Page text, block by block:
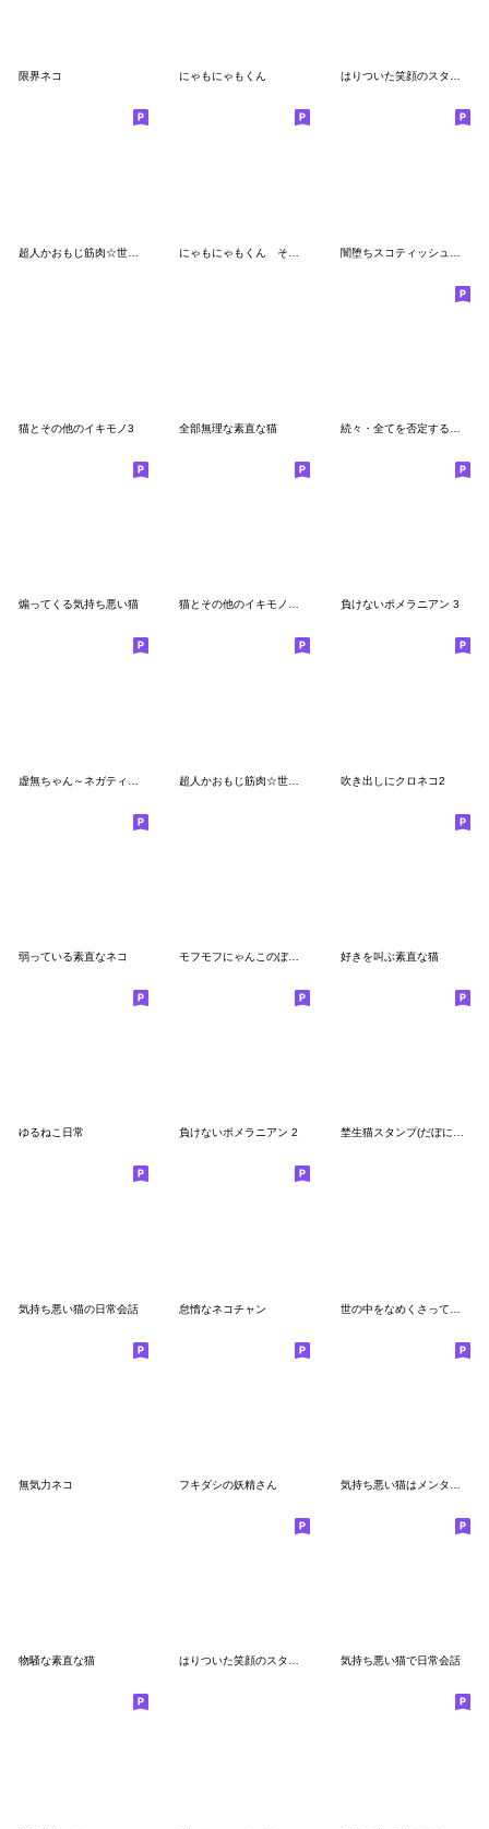
限界ネコ にゃもにゃもくん はりついた笑顔のスタンプ5
猫とその他のイキモノ3 全部無理な素直な猫
煽ってくる気持ち悪い猫 猫とその他のイキモノ スピンオフ[アプデ] 負けないポメラニアン 3
吹き出しにクロネコ2
弱っている素直なネコ モフモフにゃんこのぼぼち2 好きを叫ぶ素直な猫
ゆるねこ日常 負けないポメラニアン 2 埜生猫スタンプ(だぼにゃん)
気持ち悪い猫の日常会話 怠惰なネコチャン
無気力ネコ フキダシの妖精さん
物騒な素直な猫 はりついた笑顔のスタンプ4 気持ち悪い猫で日常会話